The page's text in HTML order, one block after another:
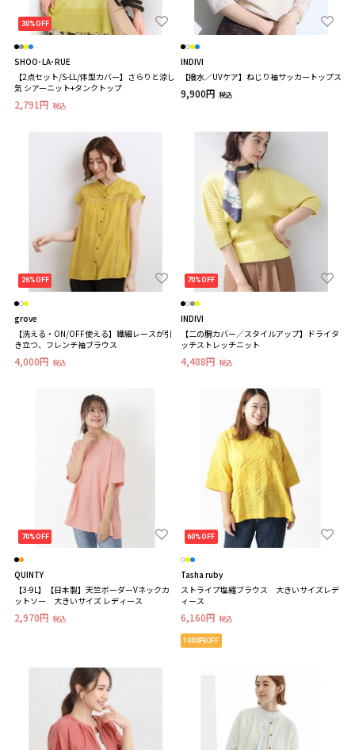
30%OFF
SHOO･LA･RUE
【2点セット/S-LL/体型カバー】さらりと涼し
気 シアーニット+タンクトップ
2,791円 税込
INDIVI
【撥水／UVケア】ねじり袖サッカートップス
9,900円 税込
26%OFF
grove
【洗える・ON/OFF使える】繊細レースが引
き立つ、フレンチ袖ブラウス
4,000円 税込
70%OFF
INDIVI
【二の腕カバー／スタイルアップ】ドライタ
ッチストレッチニット
4,488円 税込
70%OFF
QUINTY
【3-9L】【日本製】天竺ボーダーVネックカ
ットソー 大きいサイズ レディース
2,970円 税込
60%OFF
Tasha ruby
ストライプ塩縮ブラウス 大きいサイズレデ
ィース
6,160円 税込
1000円OFF